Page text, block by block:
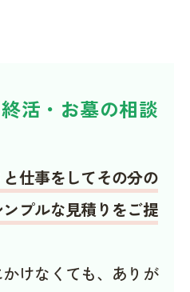
活・お墓の相談
仕事をしてその分の
プルな見積りをご提
けなくても、ありが